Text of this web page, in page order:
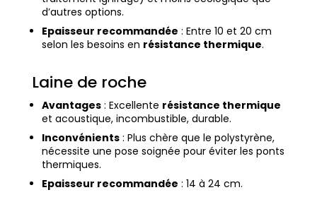
d’autres options.
Epaisseur recommandée : Entre 10 et 20 cm
selon les besoins en résistance thermique.
Laine de roche
Avantages: Excellente résistance thermique
et acoustique, incombustible, durable.
Inconvénients: Plus chère que le polystyrène,
nécessite une pose soignée pour éviter les ponts
thermiques.
Epaisseur recommandée : 14 à 24 cm.